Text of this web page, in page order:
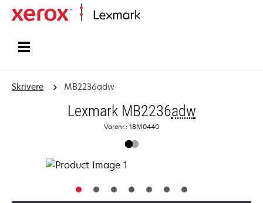
Skrivere MB2236adw
Lexmark MB2236adw
Varenr.: 18M0440